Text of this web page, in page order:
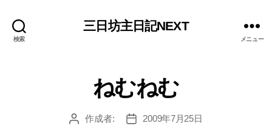
検索
三日坊主日記NEXT
メニュー
ねむねむ
投
作成者:
投
2009年7月25日